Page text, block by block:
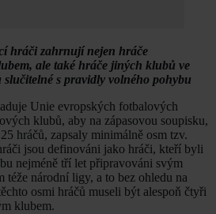
hráči zahrnují nejen hráče
ale také hráče jiných klubů ve
s pravidly volného pohybu
Unie evropských fotbalových
klubů, aby na zápasovou soupisku,
hráčů, zapsaly minimálně osm tzv.
jsou definováni jako hráči, kteří byli
nejméně tří let připravováni svým
téže národní ligy, a to bez ohledu na
osmi hráčů museli být alespoň čtyři
klubem.